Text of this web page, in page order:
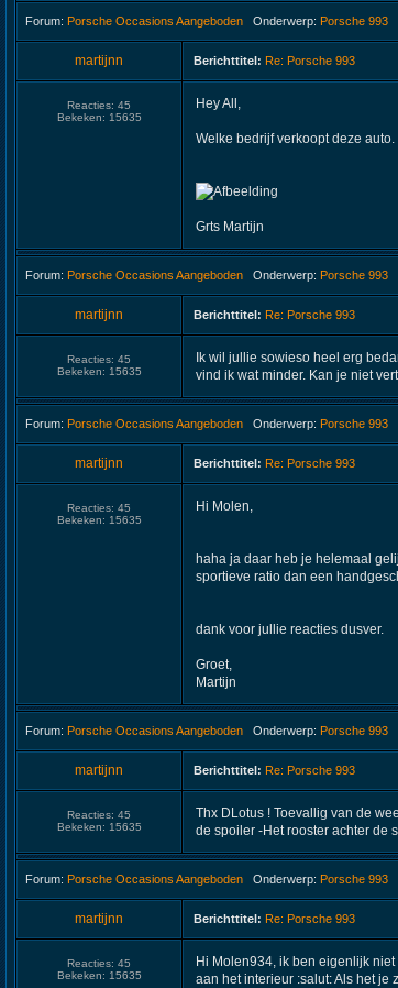
Forum: Porsche Occasions Aangeboden Onderwerp: Porsche 993
martijnn Berichttitel: Re: Porsche 993
Reacties: 45
Bekeken: 15635
Hey All,
Welke bedrijf verkoopt deze
Grts Martijn
Forum: Porsche Occasions Aangeboden Onderwerp: Porsche 993
martijnn Berichttitel: Re: Porsche 993
Reacties: 45
Bekeken: 15635
Ik wil jullie sowieso heel erg
vind ik wat minder. Kan je niet
Forum: Porsche Occasions Aangeboden Onderwerp: Porsche 993
martijnn Berichttitel: Re: Porsche 993
Reacties: 45
Bekeken: 15635
Hi Molen,
haha ja daar heb je helemaal
sportieve ratio dan een
dank voor jullie reacties dusver.
Groet,
Martijn
Forum: Porsche Occasions Aangeboden Onderwerp: Porsche 993
martijnn Berichttitel: Re: Porsche 993
Reacties: 45
Bekeken: 15635
Thx DLotus ! Toevallig van de
de spoiler -Het rooster achter de
Forum: Porsche Occasions Aangeboden Onderwerp: Porsche 993
martijnn Berichttitel: Re: Porsche 993
Reacties: 45
Bekeken: 15635
Hi Molen934, ik ben eigenlijk
aan het interieur :salut: Als het je